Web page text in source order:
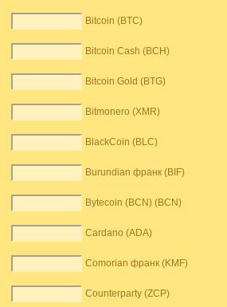
Bitcoin (BTC)
Bitcoin Cash (BCH)
Bitcoin Gold (BTG)
Bitmonero (XMR)
BlackCoin (BLC)
Burundian франк (BIF)
Bytecoin (BCN) (BCN)
Cardano (ADA)
Comorian франк (KMF)
Counterparty (ZCP)